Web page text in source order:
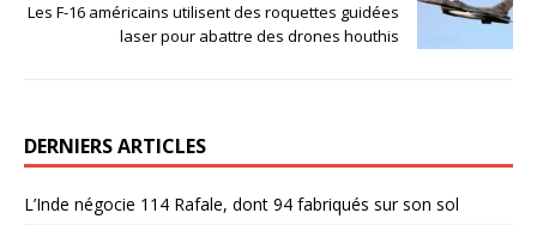
Les F-16 américains utilisent des roquettes guidées
laser pour abattre des drones houthis
DERNIERS ARTICLES
L’Inde négocie 114 Rafale, dont 94 fabriqués sur son sol